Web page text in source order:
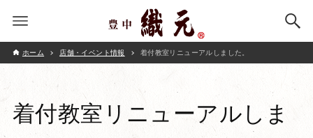
ホーム 店舗・イベント情報 着付教室リニューアルしました。
着付教室リニューアルしま